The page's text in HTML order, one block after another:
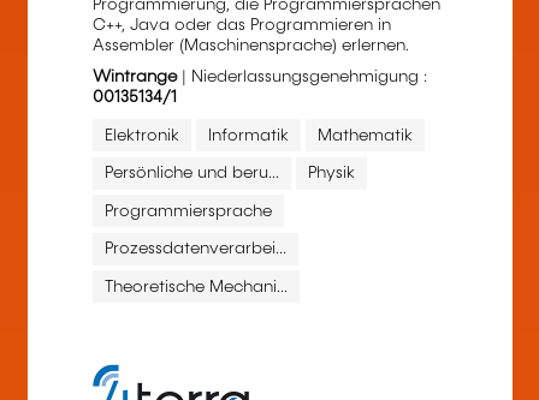
Programmierung, die Programmiersprachen
C++, Java oder das Programmieren in
Assembler (Maschinensprache) erlernen.
Wintrange| Niederlassungsgenehmigung :
00135134/1
Elektronik Informatik Mathematik
Persönliche und beru... Physik
Programmiersprache
Prozessdatenverarbei...
Theoretische Mechani...